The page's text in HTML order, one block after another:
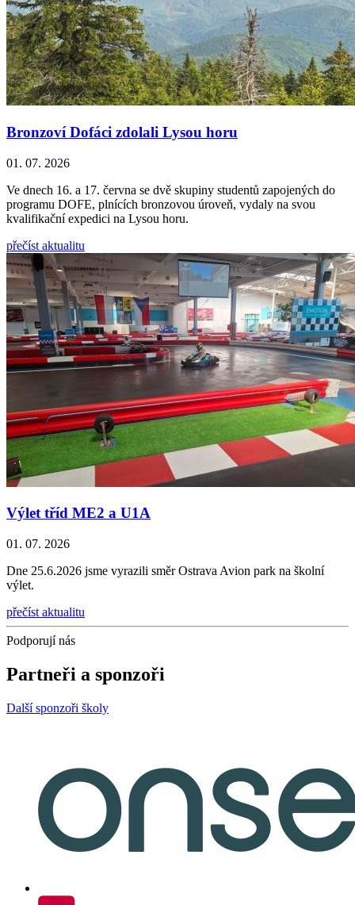
Bronzoví Dofáci zdolali Lysou horu
01. 07. 2026
Ve dnech 16. a 17. června se dvě skupiny studentů zapojených do
programu DOFE, plnících bronzovou úroveň, vydaly na svou
kvalifikační expedici na Lysou horu.
přečíst aktualitu
Výlet tříd ME2 a U1A
01. 07. 2026
Dne 25.6.2026 jsme vyrazili směr Ostrava Avion park na školní
výlet.
přečíst aktualitu
Podporují nás
Partneři a sponzoři
Další sponzoři školy